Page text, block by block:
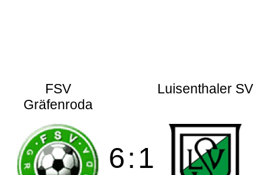
FSV
Gräfenroda
Luisenthaler SV
6:1